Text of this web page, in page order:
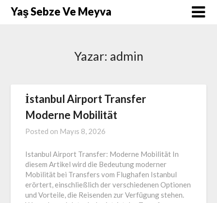
SkipYaş Sebze Ve Meyva
Yazar: admin
İstanbul Airport Transfer
Moderne Mobilität
Posted on Mayıs 8, 2026
Istanbul Airport Transfer: Moderne Mobilität In
diesem Artikel wird die Bedeutung moderner
Mobilität bei Transfers vom Flughafen Istanbul
erörtert, einschließlich der verschiedenen Optionen
und Vorteile, die Reisenden zur Verfügung stehen.